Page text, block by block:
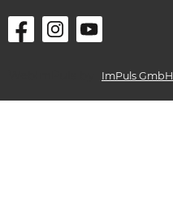
ImPuls GmbH